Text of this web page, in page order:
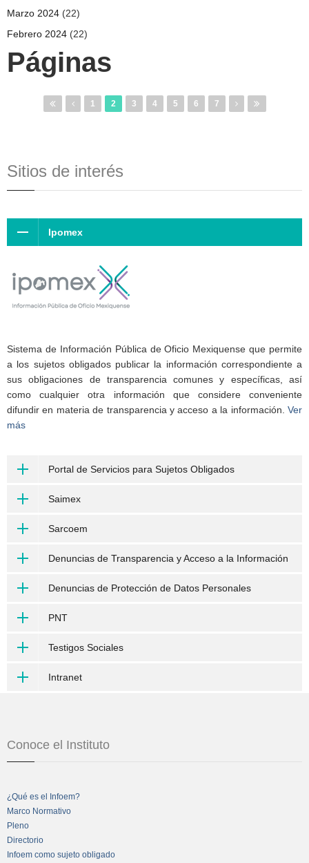
Marzo 2024 (22)
Febrero 2024 (22)
Páginas
1 2 3 4 5 6 7
Sitios de interés
Ipomex
Sistema de Información Pública de Oficio Mexiquense que permite
a los sujetos obligados publicar la información correspondiente a
sus obligaciones de transparencia comunes y específicas, así
como cualquier otra información que considere conveniente
difundir en materia de transparencia y acceso a la información. Ver
más
Portal de Servicios para Sujetos Obligados
Saimex
Sarcoem
Denuncias de Transparencia y Acceso a la Información
Denuncias de Protección de Datos Personales
PNT
Testigos Sociales
Intranet
Conoce el Instituto
¿Qué es el Infoem?
Marco Normativo
Pleno
Directorio
Infoem como sujeto obligado